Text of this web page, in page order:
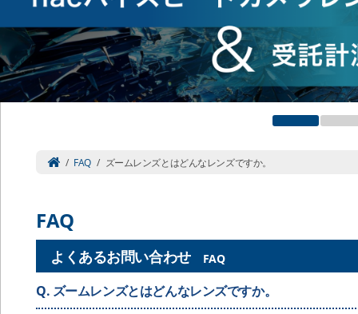
/ FAQ / ズームレンズとはどんなレンズですか。
FAQ
よくあるお問い合わせ FAQ
Q. ズームレンズとはどんなレンズですか。